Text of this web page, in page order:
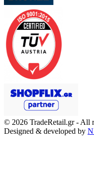
© 2026 TradeRetail.gr- All
Designed & developed by